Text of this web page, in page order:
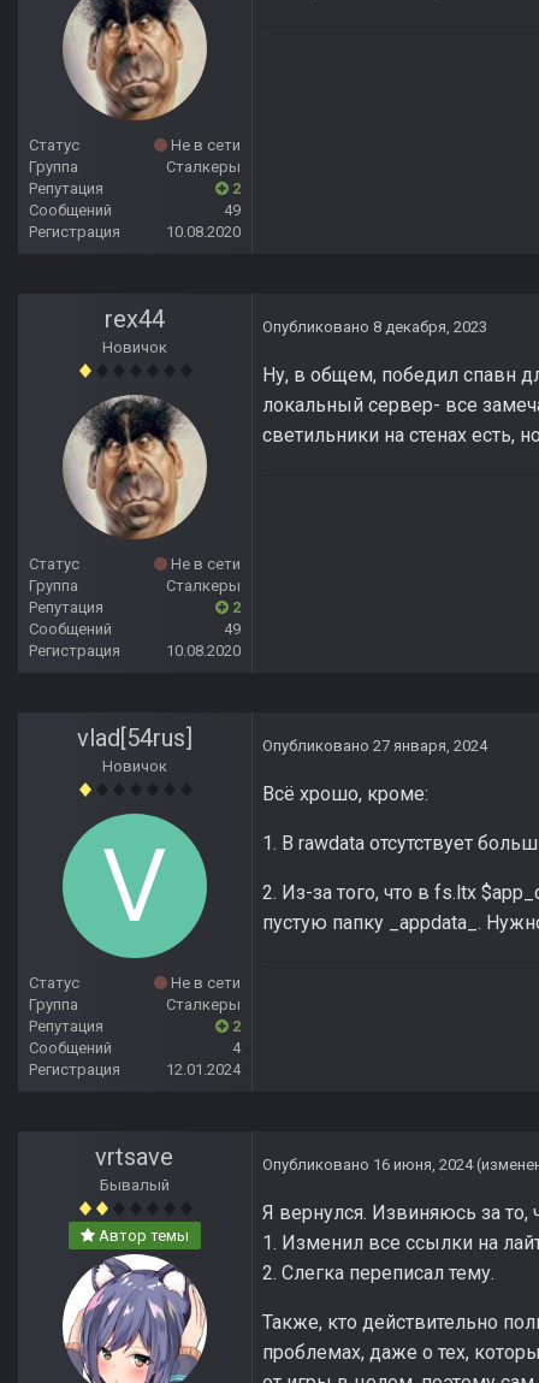
Статус
Не в сети
Группа
Сталкеры
Репутация
2
Сообщений
49
Регистрация
10.08.2020
rex44
Новичок
Статус
Не в сети
Группа
Сталкеры
Репутация
2
Сообщений
49
Регистрация
10.08.2020
Опубликовано 8 декабря, 2023
Ну, в общем, победил спавн
локальный сервер- все
светильники на стенах есть,
vlad[54rus]
Новичок
Статус
Не в сети
Группа
Сталкеры
Репутация
2
Сообщений
4
Регистрация
12.01.2024
Опубликовано 27 января, 2024
Всё хрошо, кроме:
1. В rawdata отсутствует
2. Из-за того, что в fs.ltx
пустую папку _appdata_.
vrtsave
Бывалый
Автор темы
Опубликовано 16 июня, 2024
Я вернулся. Извиняюсь за
1. Изменил все ссылки на
2. Слегка переписал тему.
Также, кто действительно
проблемах, даже о тех,